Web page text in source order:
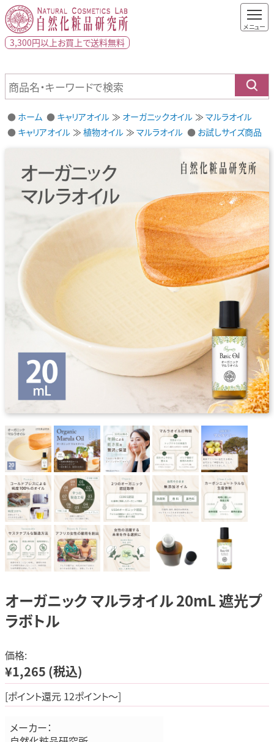
3,300円以上お買上で送料無料
ホーム キャリアオイル オーガニックオイル
マルラオイル
キャリアオイル
植物オイル マルラオイル お試しサイズ商品
オーガニック マルラオイル 20mL 遮光プ
ラボトル
価格:
¥1,265 (税込)
[ポイント還元 12ポイント～]
メーカー：